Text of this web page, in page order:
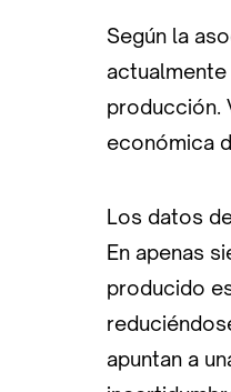
Según la
producción.
económica
Los datos
En apenas
producido
apuntan a